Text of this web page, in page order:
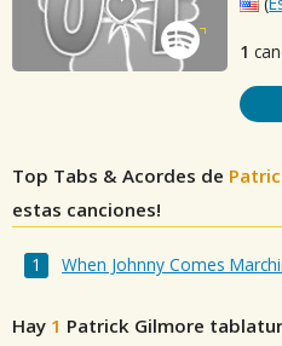
1
Top Tabs & Acordes de
estas canciones!
When Johnny Comes
Hay 1 Patrick Gilmore